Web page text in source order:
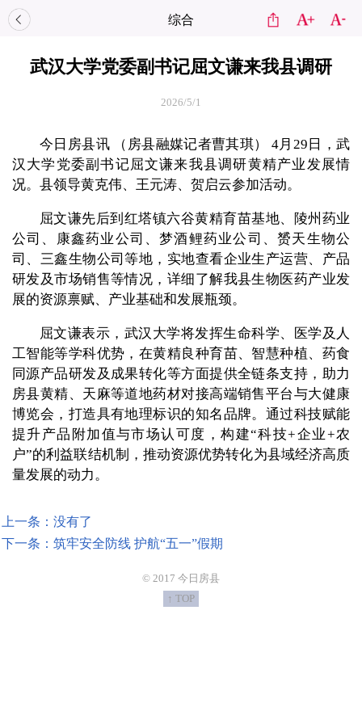
综合
武汉大学党委副书记屈文谦来我县调研
2026/5/1
今日房县讯 （房县融媒记者曹其琪） 4月29日，武
汉大学党委副书记屈文谦来我县调研黄精产业发展情
况。县领导黄克伟、王元涛、贺启云参加活动。
屈文谦先后到红塔镇六谷黄精育苗基地、陵州药业
公司、康鑫药业公司、梦酒鲤药业公司、赟天生物公
司、三鑫生物公司等地，实地查看企业生产运营、产品
研发及市场销售等情况，详细了解我县生物医药产业发
展的资源禀赋、产业基础和发展瓶颈。
屈文谦表示，武汉大学将发挥生命科学、医学及人
工智能等学科优势，在黄精良种育苗、智慧种植、药食
同源产品研发及成果转化等方面提供全链条支持，助力
房县黄精、天麻等道地药材对接高端销售平台与大健康
博览会，打造具有地理标识的知名品牌。通过科技赋能
提升产品附加值与市场认可度，构建“科技+企业+农
户”的利益联结机制，推动资源优势转化为县域经济高质
量发展的动力。
上一条：没有了
下一条：筑牢安全防线 护航“五一”假期
© 2017 今日房县
↑ TOP